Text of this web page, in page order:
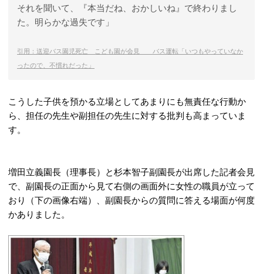
それを聞いて、『本当だね、おかしいね』で終わりまし
た。明らかな過失です」
引用：送迎バス園児死亡 こども園が会見 バス運転「いつもやっていなか
ったので、不慣れだった」
こうした子供を預かる立場としてあまりにも無責任な行動か
ら、担任の先生や副担任の先生に対する批判も高まっていま
す。
増田立義園長（理事長）と杉本智子副園長が出席した記者会見
で、副園長の正面から見て右側の画面外に女性の職員が立って
おり（下の画像右端）、副園長からの質問に答える場面が何度
かありました。